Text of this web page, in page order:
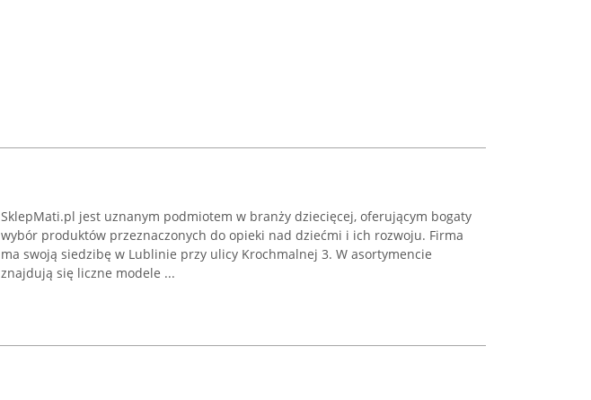
SklepMati.pl jest uznanym podmiotem w branży dziecięcej, oferującym bogaty
wybór produktów przeznaczonych do opieki nad dziećmi i ich rozwoju. Firma
ma swoją siedzibę w Lublinie przy ulicy Krochmalnej 3. W asortymencie
znajdują się liczne modele ...